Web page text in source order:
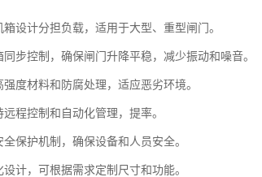
设计分担负载，适用于大型、重型闸门。
步控制，确保闸门升降平稳，减少振动和噪音。
度材料和防腐处理，适应恶劣环境。
程控制和自动化管理，提率。
保护机制，确保设备和人员安全。
计，可根据需求定制尺寸和功能。